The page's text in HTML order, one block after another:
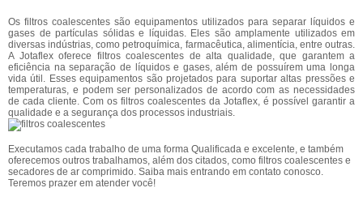
Os filtros coalescentes são equipamentos utilizados para separar líquidos e
gases de partículas sólidas e líquidas. Eles são amplamente utilizados em
diversas indústrias, como petroquímica, farmacêutica, alimentícia, entre outras.
A Jotaflex oferece filtros coalescentes de alta qualidade, que garantem a
eficiência na separação de líquidos e gases, além de possuírem uma longa
vida útil. Esses equipamentos são projetados para suportar altas pressões e
temperaturas, e podem ser personalizados de acordo com as necessidades
de cada cliente. Com os filtros coalescentes da Jotaflex, é possível garantir a
qualidade e a segurança dos processos industriais.
Executamos cada trabalho de uma forma Qualificada e excelente, e também
oferecemos outros trabalhamos, além dos citados, como filtros coalescentes e
secadores de ar comprimido. Saiba mais entrando em contato conosco.
Teremos prazer em atender você!